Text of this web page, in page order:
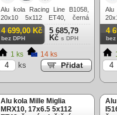
Alu kola Racing Line B1058,
20x10 5x112 ET40, černá
lesklá
4 699,00 Kč
bez DPH
5 685,79
Kč s DPH
1 ks 14 ks
ks
Alu
4
bez
Alu kola Mille Miglia
MRX10, 17x6.5 5x112